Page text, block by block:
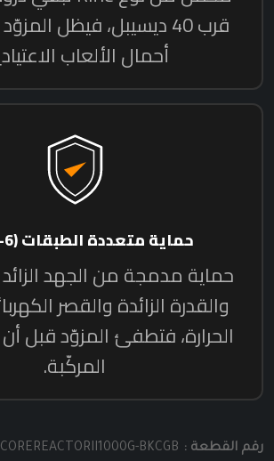
رقم القطعة : COREREACTORII1000G-BKCGB